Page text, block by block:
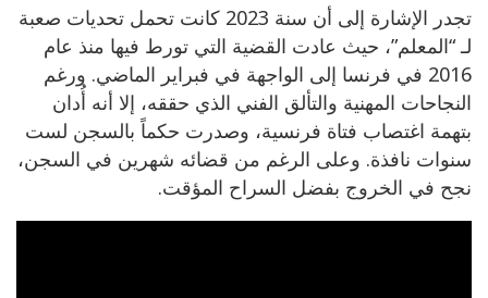
تجدر الإشارة إلى أن سنة 2023 كانت تحمل تحديات صعبة
لـ “المعلم”، حيث عادت القضية التي تورط فيها منذ عام
2016 في فرنسا إلى الواجهة في فبراير الماضي. ورغم
النجاحات المهنية والتألق الفني الذي حققه، إلا أنه أُدان
بتهمة اغتصاب فتاة فرنسية، وصدرت حكماً بالسجن لست
سنوات نافذة. وعلى الرغم من قضائه شهرين في السجن،
نجح في الخروج بفضل السراح المؤقت.